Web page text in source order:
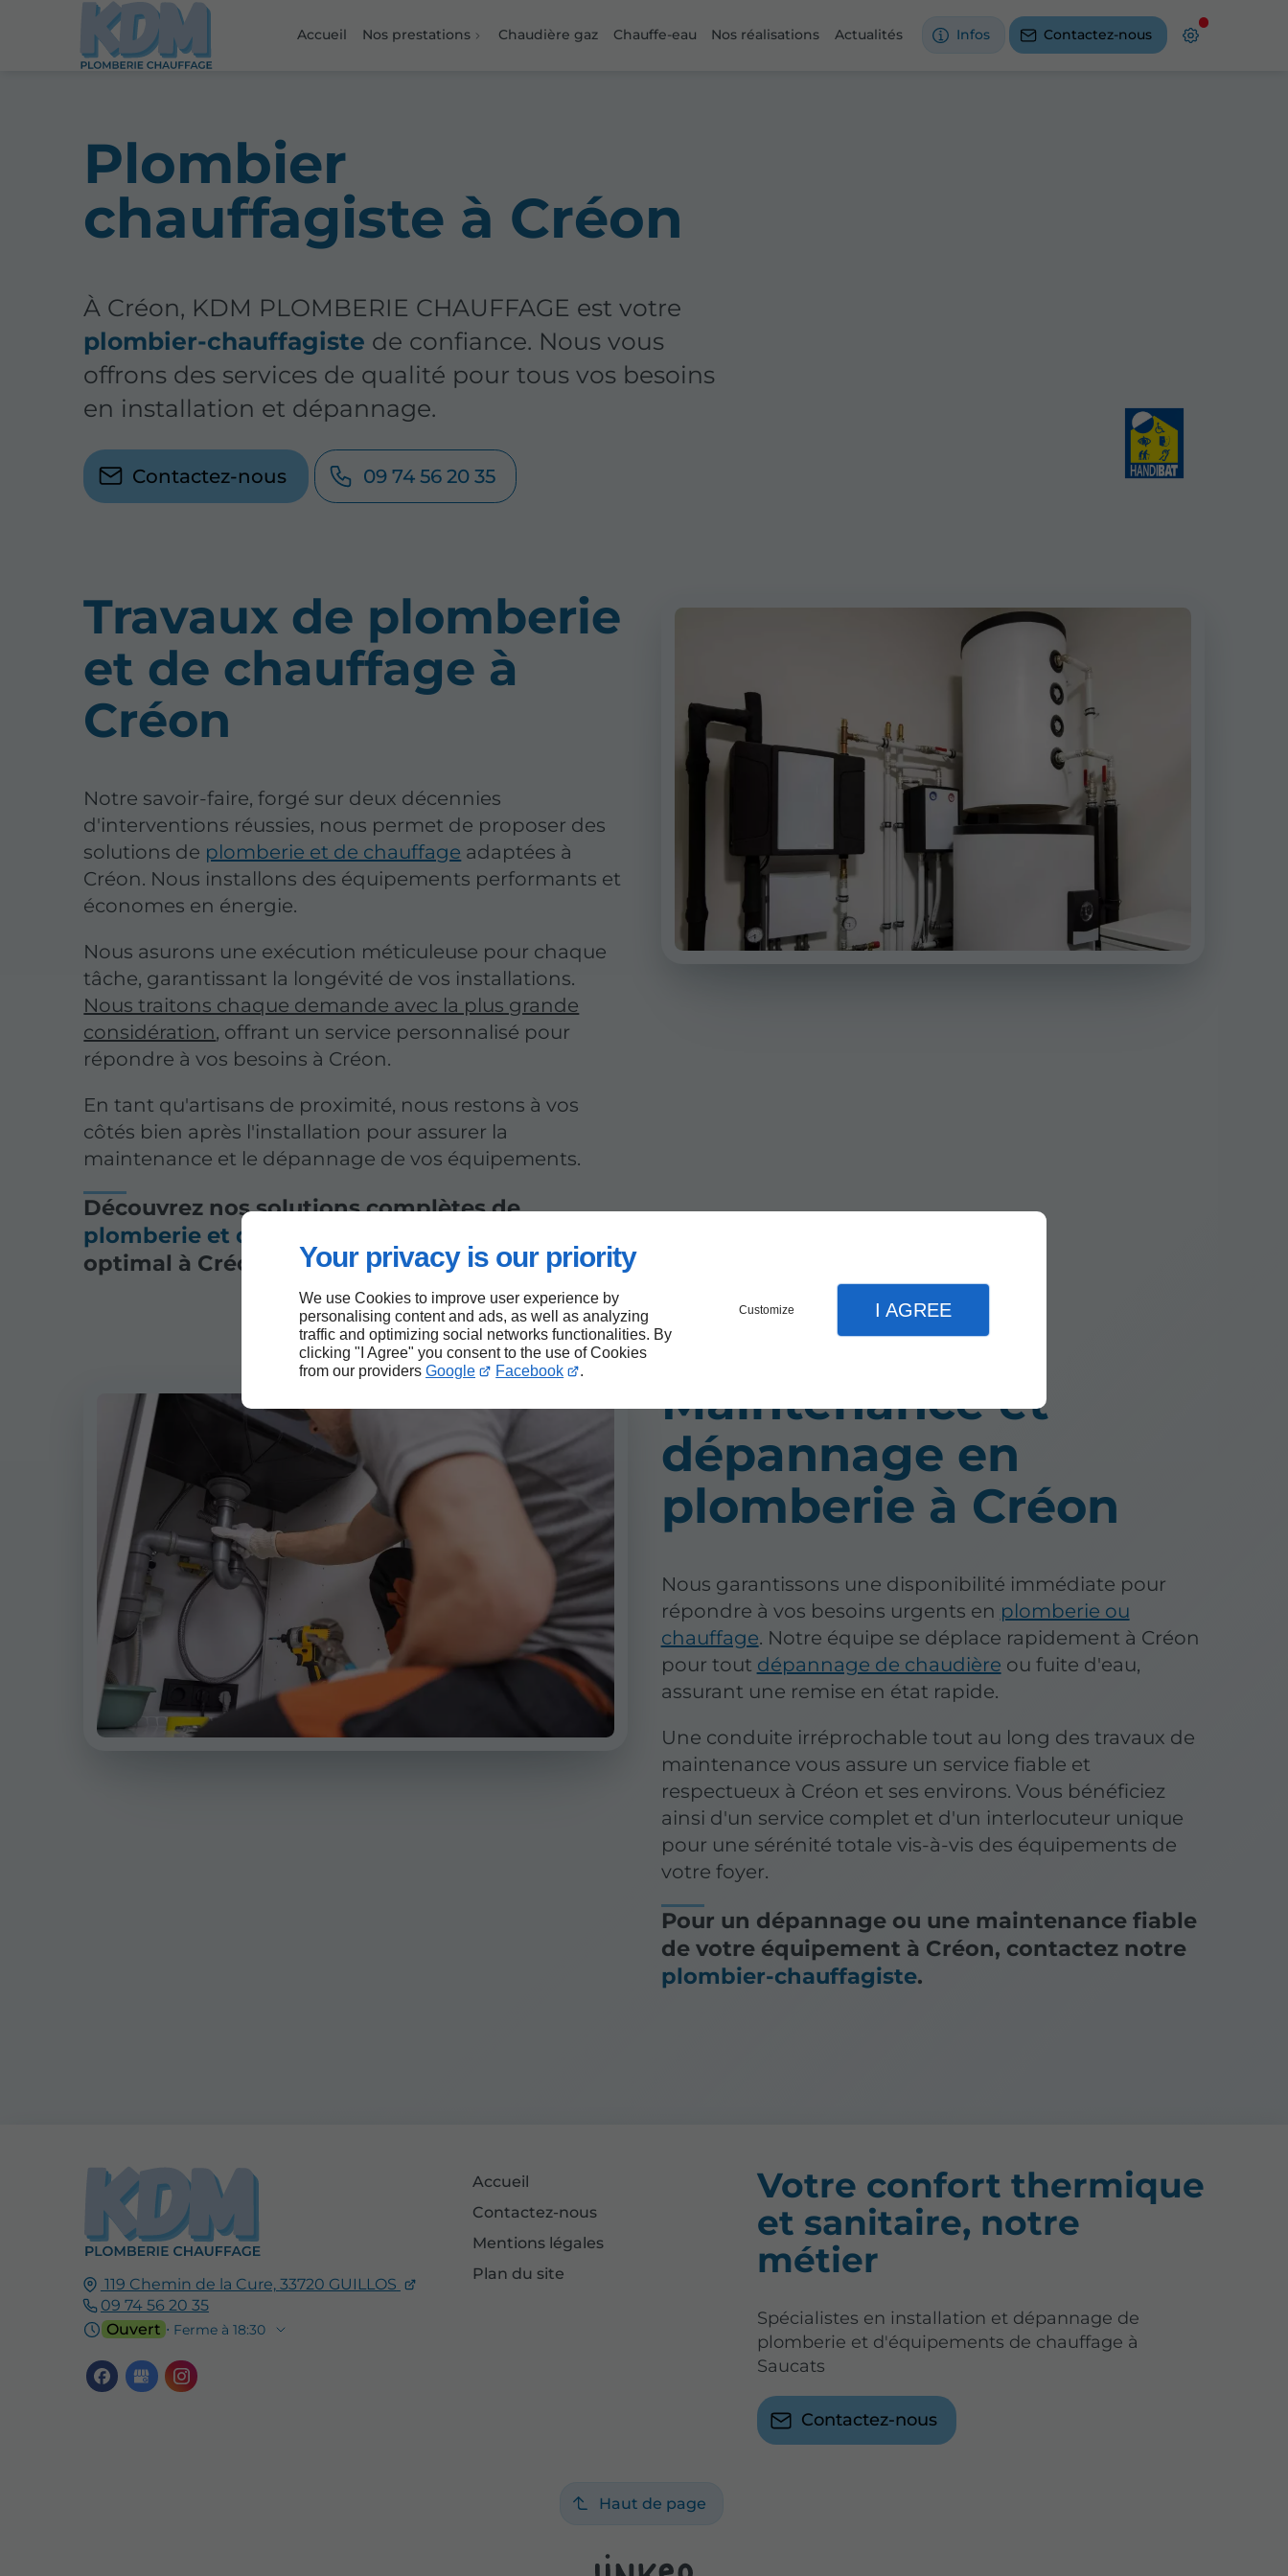
Your privacy is our priority
We use Cookies to improve user experience by
personalising content and ads, as well as analyzing
traffic and optimizing social networks functionalities. By
clicking "I Agree" you consent to the use of Cookies
from our providers Google Facebook .
Customize I AGREE
Accueil Nos prestations Chaudière gaz Chauffe-eau Nos réalisations Actualités Infos Contactez-nous
Plombier
chauffagiste à Créon
À Créon, KDM PLOMBERIE CHAUFFAGE est votre
plombier-chauffagiste de confiance. Nous vous
offrons des services de qualité pour tous vos besoins
en installation et dépannage.
Contactez-nous 09 74 56 20 35
Travaux de plomberie
et de chauffage à
Créon
Notre savoir-faire, forgé sur deux décennies
d'interventions réussies, nous permet de proposer des
solutions de plomberie et de chauffage adaptées à
Créon. Nous installons des équipements performants et
économes en énergie.
Nous asurons une exécution méticuleuse pour chaque
tâche, garantissant la longévité de vos installations.
Nous traitons chaque demande avec la plus grande
considération, offrant un service personnalisé pour
répondre à vos besoins à Créon.
En tant qu'artisans de proximité, nous restons à vos
côtés bien après l'installation pour assurer la
maintenance et le dépannage de vos équipements.
Découvrez nos solutions complètes de
plomberie et de chauffage
optimal à Créon.
Maintenance et
dépannage en
plomberie à Créon
Nous garantissons une disponibilité immédiate pour
répondre à vos besoins urgents en plomberie ou
chauffage. Notre équipe se déplace rapidement à Créon
pour tout dépannage de chaudière ou fuite d'eau,
assurant une remise en état rapide.
Une conduite irréprochable tout au long des travaux de
maintenance vous assure un service fiable et
respectueux à Créon et ses environs. Vous bénéficiez
ainsi d'un service complet et d'un interlocuteur unique
pour une sérénité totale vis-à-vis des équipements de
votre foyer.
Pour un dépannage ou une maintenance fiable
de votre équipement à Créon, contactez notre
plombier-chauffagiste.
119 Chemin de la Cure, 33720 GUILLOS
09 74 56 20 35
Ouvert ⋅ Ferme à 18:30
Accueil
Contactez-nous
Mentions légales
Plan du site
Votre confort thermique
et sanitaire, notre
métier
Spécialistes en installation et dépannage de
plomberie et d'équipements de chauffage à
Saucats
Contactez-nous
Haut de page